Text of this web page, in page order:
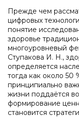
Прежде чем
цифровых
понятие
здоровье
многоуровневый
Ступакова И. Н.,
определяется
тогда как около 50
принципиально
жизни поддаётся
формирование
становится